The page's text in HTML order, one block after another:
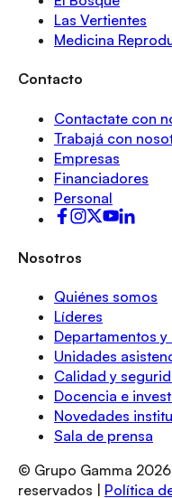
Las Vertientes
Medicina
Contacto
Contactate con
Trabajá con
Empresas
Financiadores
Personal
Nosotros
Quiénes somos
Líderes
Departamentos
Unidades
Calidad y
Docencia e
Novedades
Sala de prensa
© Grupo Gamma 2026
reservados |
Política